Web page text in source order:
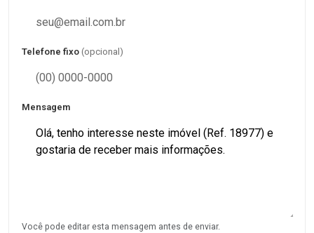
Telefone fixo (opcional)
Mensagem
Você pode editar esta mensagem antes de enviar.